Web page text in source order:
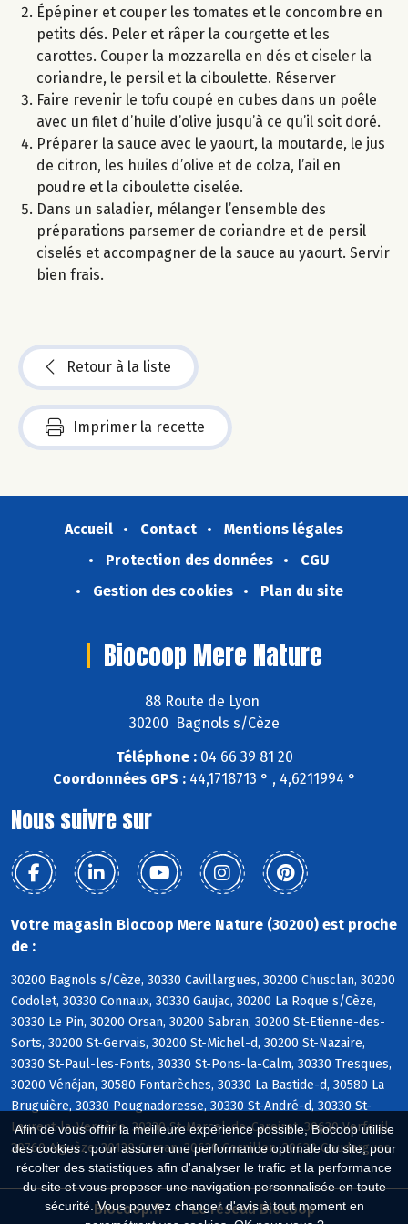
Afin de vous offrir la meilleure expérience possible, Biocoop utilise
des cookies : pour assurer une performance optimale du site, pour
récolter des statistiques afin d'analyser le trafic et la performance
du site et vous proposer une navigation personnalisée en toute
sécurité. Vous pouvez changer d'avis à tout moment en
Épépiner et couper les tomates et le concombre en
petits dés. Peler et râper la courgette et les
carottes. Couper la mozzarella en dés et ciseler la
coriandre, le persil et la ciboulette. Réserver
Faire revenir le tofu coupé en cubes dans un poêle
avec un filet d’huile d’olive jusqu’à ce qu’il soit doré.
Préparer la sauce avec le yaourt, la moutarde, le jus
de citron, les huiles d’olive et de colza, l’ail en
poudre et la ciboulette ciselée.
Dans un saladier, mélanger l’ensemble des
préparations parsemer de coriandre et de persil
ciselés et accompagner de la sauce au yaourt. Servir
bien frais.
Retour à la liste
Imprimer la recette
Accueil Contact
Mentions légales
Protection des données
CGU
Gestion des cookies
Plan du site
Biocoop Mere Nature
88 Route de Lyon
30200 Bagnols s/Cèze
Téléphone :04 66 39 81 20
Coordonnées GPS :44,1718713 ° , 4,6211994 °
Nous suivre sur
Votre magasin Biocoop Mere Nature (30200) est proche
de :
30200 Bagnols s/Cèze, 30330 Cavillargues, 30200 Chusclan, 30200
Codolet, 30330 Connaux, 30330 Gaujac, 30200 La Roque s/Cèze,
30330 Le Pin, 30200 Orsan, 30200 Sabran, 30200 St-Etienne-des-
Sorts, 30200 St-Gervais, 30200 St-Michel-d, 30200 St-Nazaire,
30330 St-Paul-les-Fonts, 30330 St-Pons-la-Calm, 30330 Tresques,
30200 Vénéjan, 30580 Fontarèches, 30330 La Bastide-d, 30580 La
Bruguière, 30330 Pougnadoresse, 30330 St-André-d, 30330 St-
Laurent-la-Vernède, 30330 St-Marcel-de-Careiret, 30630 Verfeuil,
30760 Aiguèze, 30130 Carsan, 30630 Cornillon, 30630 Goudargues
Biocoop.fr Le réseau Biocoop